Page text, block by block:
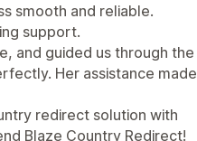
smooth and reliable.
support.
and guided us through the
Her assistance made
redirect solution with
Blaze Country Redirect!